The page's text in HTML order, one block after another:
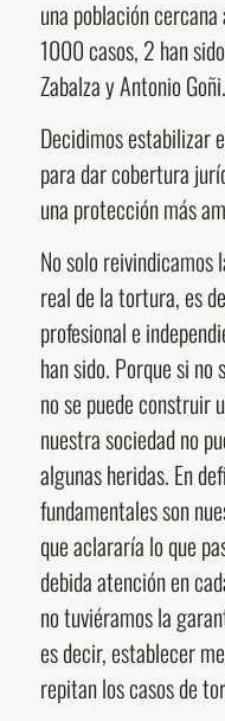
una población
1000 casos, 2 han
Zabalza y Antonio Goñi.
Decidimos estabilizar
para dar cobertura
una protección más
No solo reivindicamos
real de la tortura, es
profesional e
han sido. Porque si
no se puede construir
nuestra sociedad no
algunas heridas. En
fundamentales son
que aclararía lo que
debida atención en
no tuviéramos la
es decir, establecer
repitan los casos de